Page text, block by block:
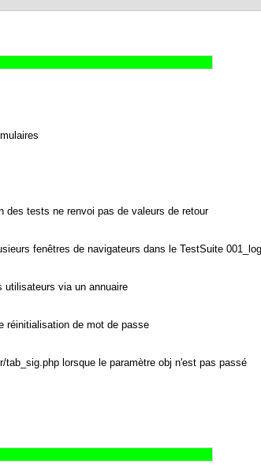
des tests ne renvoi pas de valeurs de retour
fenêtres de navigateurs dans le TestSuite
utilisateurs via un annuaire
réinitialisation de mot de passe
lorsque le paramètre obj n'est pas passé